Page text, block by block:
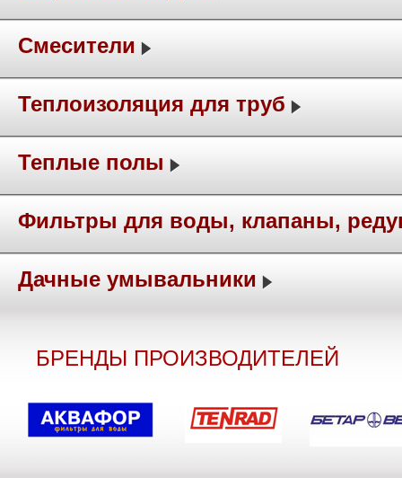
Смесители
Теплоизоляция для труб
Теплые полы
Фильтры для воды, клапаны,
Дачные умывальники
БРЕНДЫ ПРОИЗВОДИТЕЛЕЙ